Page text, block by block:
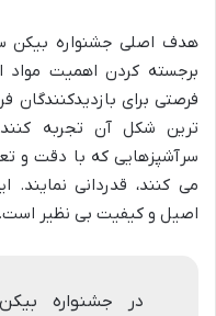
هدف اصلی جشنواره بیکن
برجسته کردن اهمیت مواد
فرصتی برای
ترین شکل آن تجربه
سرآشپزهایی که با دقت و
می کنند، قدردانی
اصیل و کیفیت بی نظیر است.
در جشنواره